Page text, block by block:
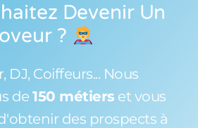
Devenir Un
?
DJ, Coiffeurs... Nous
de 150 métiers et vous
des prospects à